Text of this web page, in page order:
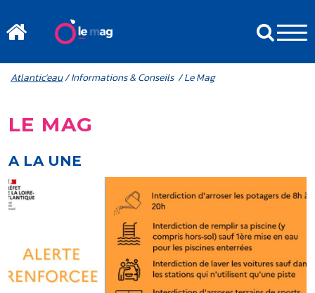
MENU MOBILE
FIL D'ARIANE
Atlantic'eau/ Informations & Conseils / Le Mag
LE MAG
A LA UNE